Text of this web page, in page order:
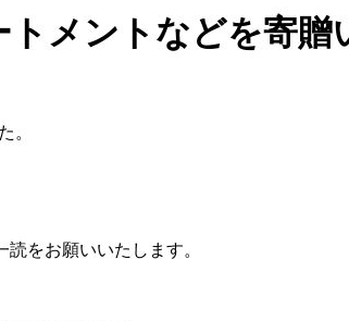
メントなどを寄贈
。
読をお願いいたします。